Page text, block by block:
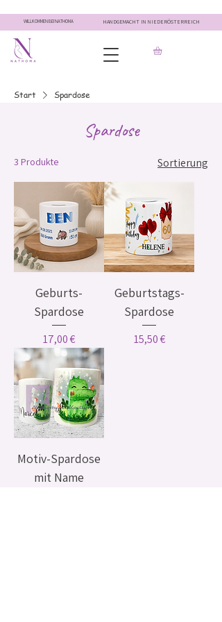
WILLKOMMEN BEI NATHOMA HANDGEMACHT IN NIEDERÖSTERREICH
Start Spardose
Spardose
3 Produkte Sortierung
Geburts-
Spardose
Preis
17,00 €
Geburtstags-
Spardose
Preis
15,50 €
Motiv-Spardose
mit Name